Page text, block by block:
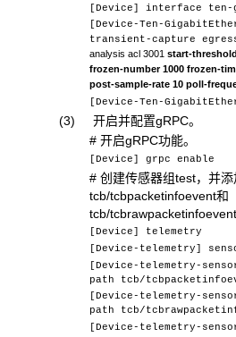
[Device] interface
[Device-Ten-
transient-capture
analysis acl 3001 start-
frozen-number 1000 frozen-
post-sample-rate 10 poll-
[Device-Ten-
(3) 开启并配置gRPC。
# 开启gRPC功能。
[Device] grpc enable
# 创建传感器组test，并
tcb/tcbpacketinfoevent和
tcb/tcbrawpacketinfoevent
[Device] telemetry
[Device-telemetry]
[Device-telemetry-
path tcb/
[Device-telemetry-
path tcb/
[Device-telemetry-